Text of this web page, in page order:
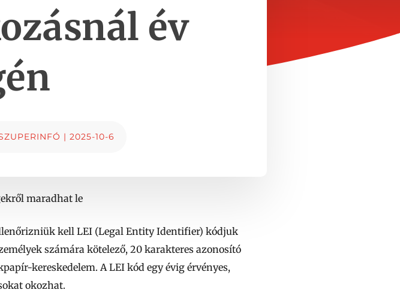
év
| 2025-10-6
maradhat le
kell LEI (Legal Entity Identifier) kódjuk
számára kötelező, 20 karakteres azonosító
kereskedelem. A LEI kód egy évig érvényes,
okozhat.